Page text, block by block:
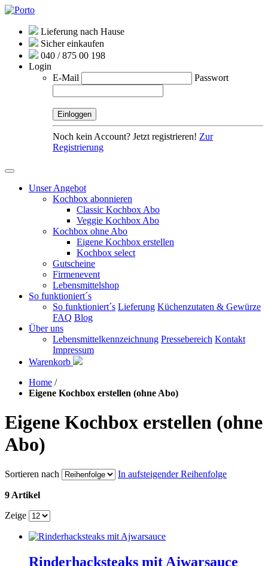
Lieferung nach Hause
Sicher einkaufen
040 / 875 00 198
Login
E-Mail
Passwort
Noch kein Account? Jetzt registrieren! Zur
Registrierung
Unser Angebot
Kochbox abonnieren
Classic Kochbox Abo
Veggie Kochbox Abo
Kochbox ohne Abo
Eigene Kochbox erstellen
Kochbox select
Gutscheine
Firmenevent
Lebensmittelshop
So funktioniert´s
So funktioniert´s Lieferung Küchenzutaten & Gewürze
FAQ Blog
Über uns
Lebensmittelkennzeichnung Pressebereich Kontakt
Impressum
Warenkorb
Home /
Eigene Kochbox erstellen (ohne Abo)
Eigene Kochbox erstellen (ohne
Abo)
Sortieren nach In aufsteigender Reihenfolge
9 Artikel
Zeige
Rinderhacksteaks mit Ajwarsauce